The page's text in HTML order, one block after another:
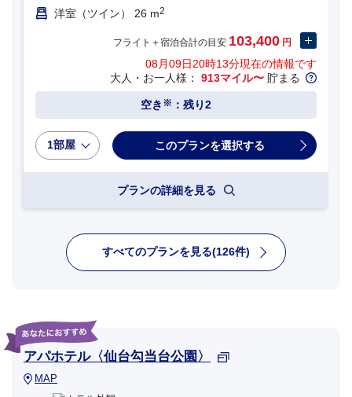
洋室（ツイン） 26 m2
フライト＋宿泊合計の目安 103,400 円
08月09日20時13分現在の情報です
大人・お一人様： 913マイル〜 貯まる
空き ※ ：残り2
1部屋
プランの詳細を見る
すべてのプランを見る(126件)
アパホテル〈仙台勾当台公園〉
MAP